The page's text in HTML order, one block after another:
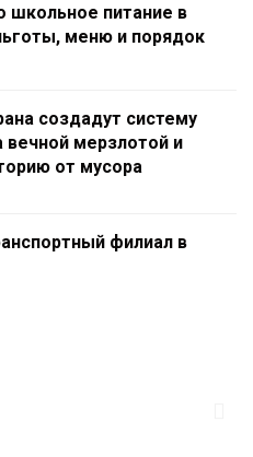
школьное питание в
меню и порядок
создадут систему
вечной мерзлотой и
от мусора
филиал в